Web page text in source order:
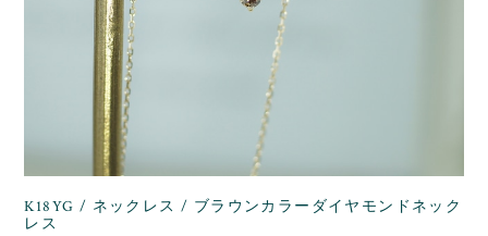
K18YG / ネックレス / ブラウンカラーダイヤモンドネック
レス